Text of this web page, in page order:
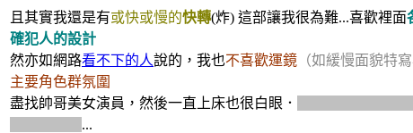
且其實我還是有或快或慢的快轉(炸) 這部讓我很為難...喜歡裡面
確犯人的設計
然亦如網路看不下的人說的，我也不喜歡運鏡 （如緩慢面貌特
主要角色群氛圍
盡找帥哥美女演員，然後一直上床也很白眼．
...